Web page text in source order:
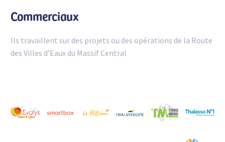
Commerciaux
Ils travaillent sur des projets ou des opérations de la Route
des Villes d’Eaux du Massif Central